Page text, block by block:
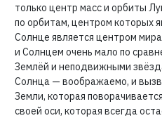
только центр масс и орбиты
по орбитам, центром которых
Солнце является центром
и Солнцем очень мало по
Землёй и неподвижными
Солнца — воображаемо, и
Земли, которая
своей оси, которая всегда